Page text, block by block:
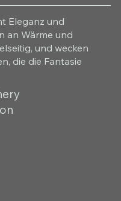
Eleganz und
an Wärme und
und wecken
die die Fantasie